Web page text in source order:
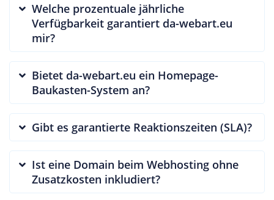
Welche prozentuale jährliche
Verfügbarkeit garantiert da-webart.eu
mir?
Bietet da-webart.eu ein Homepage-
Baukasten-System an?
Gibt es garantierte Reaktionszeiten (SLA)?
Ist eine Domain beim Webhosting ohne
Zusatzkosten inkludiert?